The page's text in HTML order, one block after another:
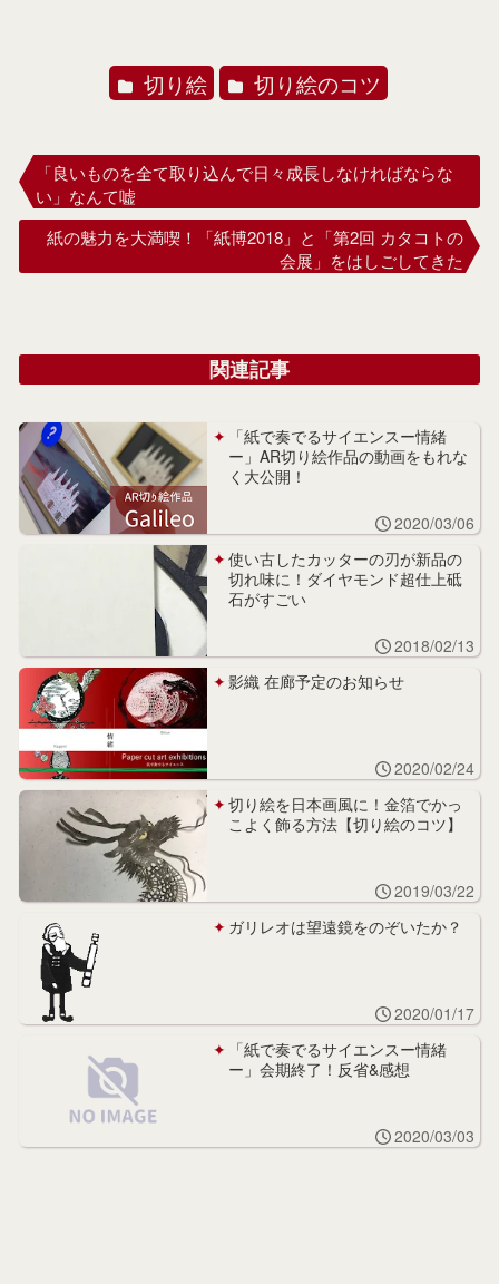
切り絵 切り絵のコツ
「良いものを全て取り込んで日々成長しなければならな
い」なんて嘘
紙の魅力を大満喫！「紙博2018」と「第2回 カタコトの
会展」をはしごしてきた
関連記事
「紙で奏でるサイエンスー情緒
ー」AR切り絵作品の動画をもれな
く大公開！
2020/03/06
使い古したカッターの刃が新品の
切れ味に！ダイヤモンド超仕上砥
石がすごい
2018/02/13
影織 在廊予定のお知らせ
2020/02/24
切り絵を日本画風に！金箔でかっ
こよく飾る方法【切り絵のコツ】
2019/03/22
ガリレオは望遠鏡をのぞいたか？
2020/01/17
「紙で奏でるサイエンスー情緒
ー」会期終了！反省&感想
2020/03/03